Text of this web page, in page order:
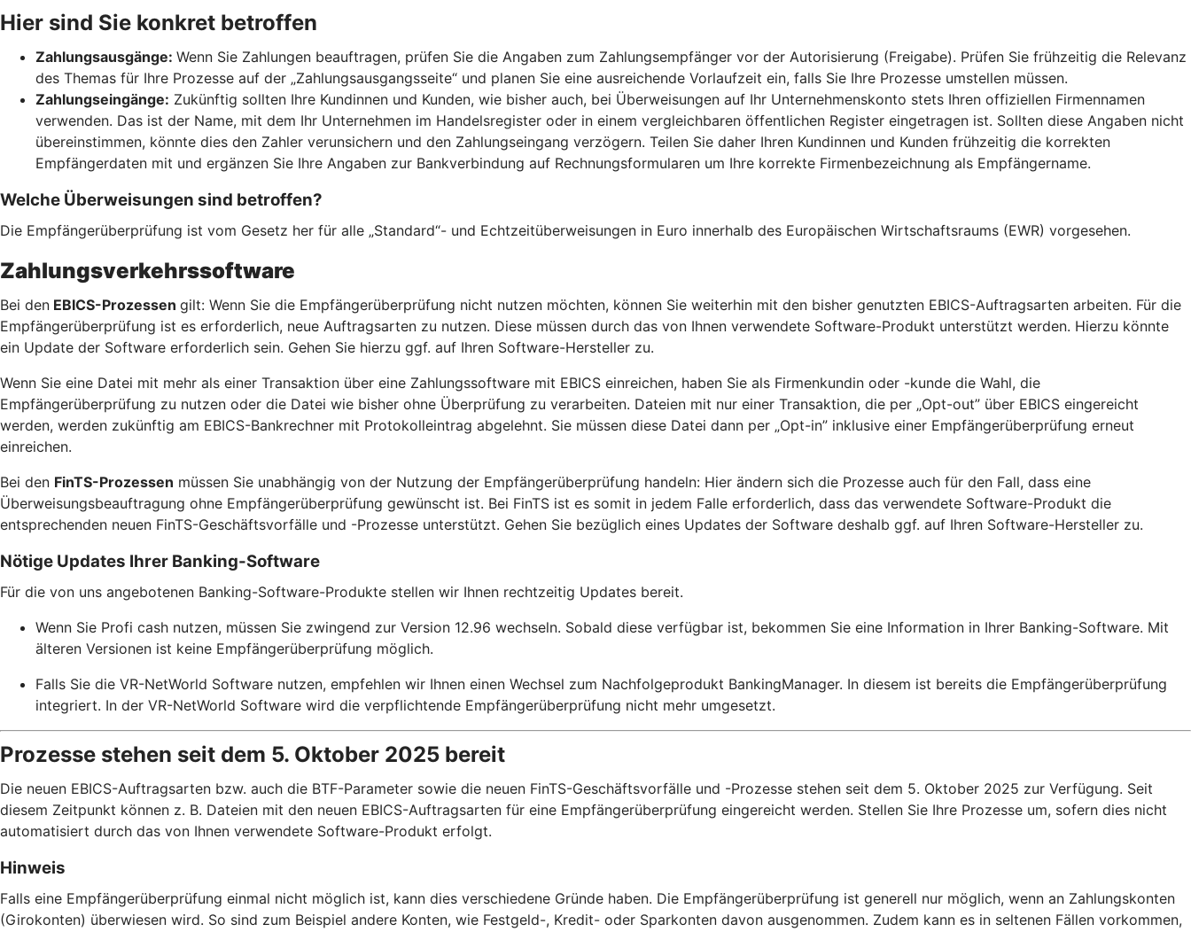
Hier sind Sie konkret betroffen
Zahlungsausgänge: Wenn Sie Zahlungen beauftragen, prüfen Sie die Angaben zum Zahlungsempfänger vor der Autorisierung (Freigabe). Prüfen Sie frühzeitig die Relevanz
des Themas für Ihre Prozesse auf der „Zahlungsausgangsseite“ und planen Sie eine ausreichende Vorlaufzeit ein, falls Sie Ihre Prozesse umstellen müssen.
Zahlungseingänge: Zukünftig sollten Ihre Kundinnen und Kunden, wie bisher auch, bei Überweisungen auf Ihr Unternehmenskonto stets Ihren offiziellen Firmennamen
verwenden. Das ist der Name, mit dem Ihr Unternehmen im Handelsregister oder in einem vergleichbaren öffentlichen Register eingetragen ist. Sollten diese Angaben nicht
übereinstimmen, könnte dies den Zahler verunsichern und den Zahlungseingang verzögern. Teilen Sie daher Ihren Kundinnen und Kunden frühzeitig die korrekten
Empfängerdaten mit und ergänzen Sie Ihre Angaben zur Bankverbindung auf Rechnungsformularen um Ihre korrekte Firmenbezeichnung als Empfängername.
Welche Überweisungen sind betroffen?
Die Empfängerüberprüfung ist vom Gesetz her für alle „Standard“- und Echtzeitüberweisungen in Euro innerhalb des Europäischen Wirtschaftsraums (EWR) vorgesehen.
Zahlungsverkehrssoftware
Bei den EBICS-Prozessen gilt: Wenn Sie die Empfängerüberprüfung nicht nutzen möchten, können Sie weiterhin mit den bisher genutzten EBICS-Auftragsarten arbeiten. Für die
Empfängerüberprüfung ist es erforderlich, neue Auftragsarten zu nutzen. Diese müssen durch das von Ihnen verwendete Software-Produkt unterstützt werden. Hierzu könnte
ein Update der Software erforderlich sein. Gehen Sie hierzu ggf. auf Ihren Software-Hersteller zu.
Wenn Sie eine Datei mit mehr als einer Transaktion über eine Zahlungssoftware mit EBICS einreichen, haben Sie als Firmenkundin oder -kunde die Wahl, die
Empfängerüberprüfung zu nutzen oder die Datei wie bisher ohne Überprüfung zu verarbeiten. Dateien mit nur einer Transaktion, die per „Opt-out” über EBICS eingereicht
werden, werden zukünftig am EBICS-Bankrechner mit Protokolleintrag abgelehnt. Sie müssen diese Datei dann per „Opt-in” inklusive einer Empfängerüberprüfung erneut
einreichen.
Bei den FinTS-Prozessen müssen Sie unabhängig von der Nutzung der Empfängerüberprüfung handeln: Hier ändern sich die Prozesse auch für den Fall, dass eine
Überweisungsbeauftragung ohne Empfängerüberprüfung gewünscht ist. Bei FinTS ist es somit in jedem Falle erforderlich, dass das verwendete Software-Produkt die
entsprechenden neuen FinTS-Geschäftsvorfälle und -Prozesse unterstützt. Gehen Sie bezüglich eines Updates der Software deshalb ggf. auf Ihren Software-Hersteller zu.
Nötige Updates Ihrer Banking-Software
Für die von uns angebotenen Banking-Software-Produkte stellen wir Ihnen rechtzeitig Updates bereit.
Wenn Sie Profi cash nutzen, müssen Sie zwingend zur Version 12.96 wechseln. Sobald diese verfügbar ist, bekommen Sie eine Information in Ihrer Banking-Software. Mit
älteren Versionen ist keine Empfängerüberprüfung möglich.
Falls Sie die VR-NetWorld Software nutzen, empfehlen wir Ihnen einen Wechsel zum Nachfolgeprodukt BankingManager. In diesem ist bereits die Empfängerüberprüfung
integriert. In der VR-NetWorld Software wird die verpflichtende Empfängerüberprüfung nicht mehr umgesetzt.
Prozesse stehen seit dem 5. Oktober 2025 bereit
Die neuen EBICS-Auftragsarten bzw. auch die BTF-Parameter sowie die neuen FinTS-Geschäftsvorfälle und -Prozesse stehen seit dem 5. Oktober 2025 zur Verfügung. Seit
diesem Zeitpunkt können z. B. Dateien mit den neuen EBICS-Auftragsarten für eine Empfängerüberprüfung eingereicht werden. Stellen Sie Ihre Prozesse um, sofern dies nicht
automatisiert durch das von Ihnen verwendete Software-Produkt erfolgt.
Hinweis
Falls eine Empfängerüberprüfung einmal nicht möglich ist, kann dies verschiedene Gründe haben. Die Empfängerüberprüfung ist generell nur möglich, wenn an Zahlungskonten
(Girokonten) überwiesen wird. So sind zum Beispiel andere Konten, wie Festgeld-, Kredit- oder Sparkonten davon ausgenommen. Zudem kann es in seltenen Fällen vorkommen,